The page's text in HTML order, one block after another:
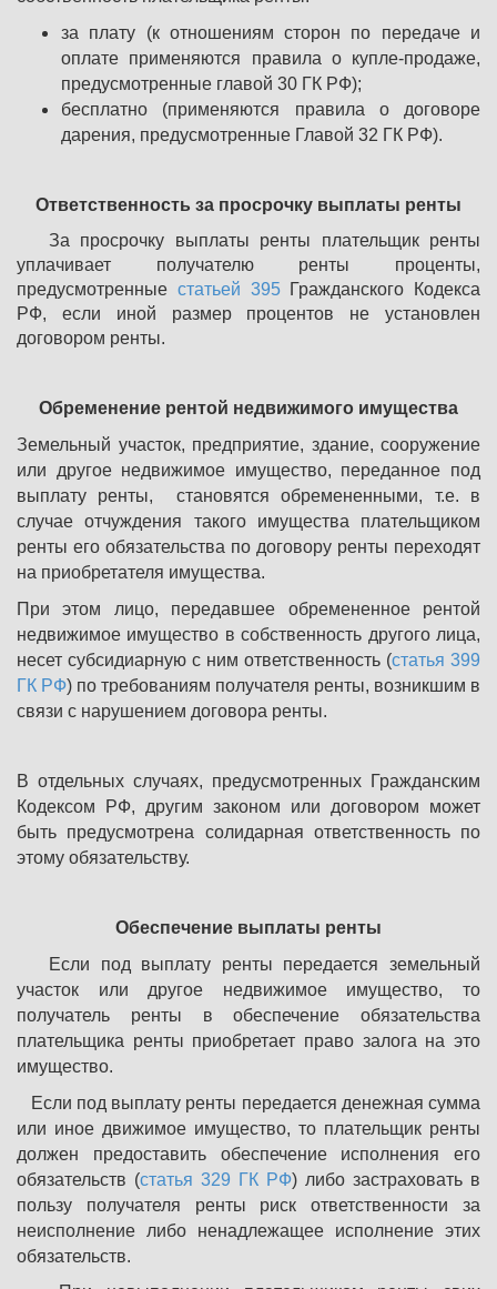
за плату (к отношениям сторон по передаче и
оплате применяются правила о купле-продаже,
предусмотренные главой 30 ГК РФ);
бесплатно (применяются правила о договоре
дарения, предусмотренные Главой 32 ГК РФ).
Ответственность за просрочку выплаты ренты
За просрочку выплаты ренты плательщик ренты
уплачивает получателю ренты проценты,
предусмотренные статьей 395Гражданского Кодекса
РФ, если иной размер процентов не установлен
договором ренты.
Обременение рентой недвижимого имущества
Земельный участок, предприятие, здание, сооружение
или другое недвижимое имущество, переданное под
выплату ренты, становятся обремененными, т.е. в
случае отчуждения такого имущества плательщиком
ренты его обязательства по договору ренты переходят
на приобретателя имущества.
При этом лицо, передавшее обремененное рентой
недвижимое имущество в собственность другого лица,
несет субсидиарную с ним ответственность (статья 399
ГК РФ) по требованиям получателя ренты, возникшим в
связи с нарушением договора ренты.
В отдельных случаях, предусмотренных Гражданским
Кодексом РФ, другим законом или договором может
быть предусмотрена солидарная ответственность по
этому обязательству.
Обеспечение выплаты ренты
Если под выплату ренты передается земельный
участок или другое недвижимое имущество, то
получатель ренты в обеспечение обязательства
плательщика ренты приобретает право залога на это
имущество.
Если под выплату ренты передается денежная сумма
или иное движимое имущество, то плательщик ренты
должен предоставить обеспечение исполнения его
обязательств (статья 329 ГК РФ) либо застраховать в
пользу получателя ренты риск ответственности за
неисполнение либо ненадлежащее исполнение этих
обязательств.